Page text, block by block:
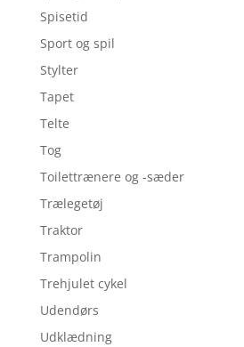
Spisetid
Sport og spil
Stylter
Tapet
Telte
Tog
Toilettrænere og -sæder
Trælegetøj
Traktor
Trampolin
Trehjulet cykel
Udendørs
Udklædning